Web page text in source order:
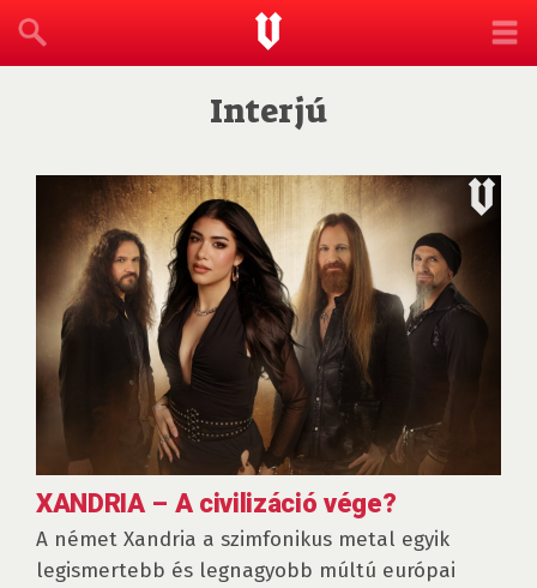
Interjú
XANDRIA – A civilizáció vége?
A német Xandria a szimfonikus metal egyik
legismertebb és legnagyobb múltú európai